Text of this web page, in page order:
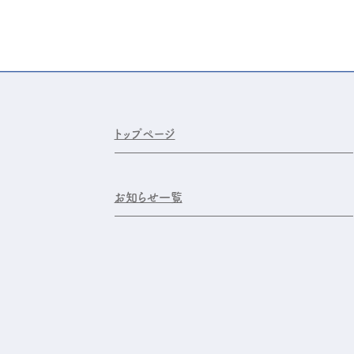
トップページ
お知らせ一覧